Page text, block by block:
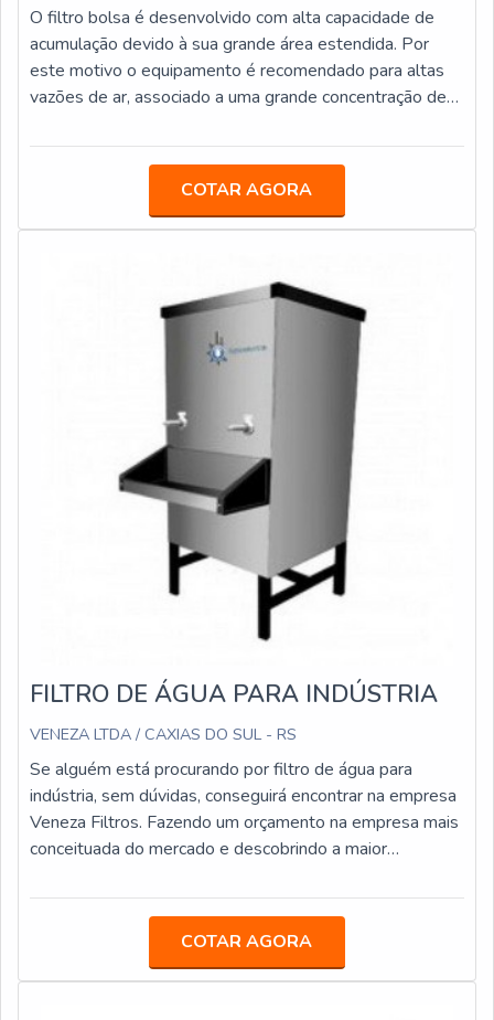
substância e, também por isso, faz questão de oferecer
filtros e outras aparelhagens para solucionar este
problema.Além disso, a companhia também faz valer sua
larga expertise no segmento de tratamento d’água,
tendo sede instalada na capital paulista, mas
promovendo atendimentos em todo o Brasil. Para saber
mais sobre seus atendimentos, produtos e serviços,
entre em contato. Além de expert, a ECOHOUSE está
absoluta e inteiramente a seu dispor!
O filtro bolsa é desenvolvido com alta capacidade de
acumulação devido à sua grande área estendida. Por
este motivo o equipamento é recomendado para altas
vazões de ar, associado a uma grande concentração de
PRODUTOExistem diversas aplicações para um filtro
aumentam sua vida útil. Dentre suas múltiplas
aplicações, o filtro pode ser usado em sistemas de
COTAR AGORA
FILTRO DE ÁGUA PARA INDÚSTRIA
VENEZA LTDA / CAXIAS DO SUL - RS
Se alguém está procurando por filtro de água para
indústria, sem dúvidas, conseguirá encontrar na empresa
Veneza Filtros. Fazendo um orçamento na empresa mais
conceituada do mercado e descobrindo a maior
INFORMAÇÕES SOBRE FILTRO DE ÁGUA PARA
indústria em uma empresa inovadora, consegue
encontrar o site da Veneza Filtros. Empresa
COTAR AGORA